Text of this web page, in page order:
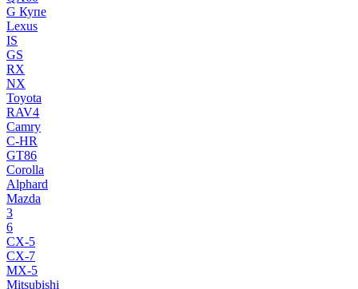
G Купе
Lexus
IS
GS
RX
NX
Toyota
RAV4
Camry
C-HR
GT86
Corolla
Alphard
Mazda
3
6
CX-5
CX-7
MX-5
Mitsubishi